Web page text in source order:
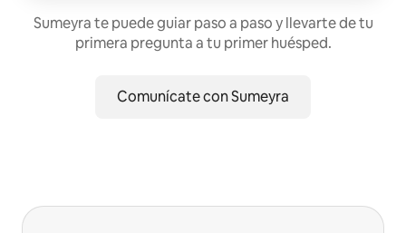
Sumeyra te puede guiar paso a paso y llevarte de tu
primera pregunta a tu primer huésped.
Comunícate con Sumeyra